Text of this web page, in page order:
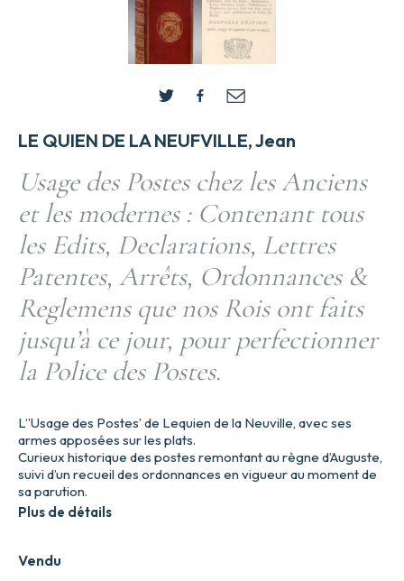
LE QUIEN DE LA NEUFVILLE, Jean
Usage des Postes chez les Anciens
et les modernes : Contenant tous
les Edits, Declarations, Lettres
Patentes, Arrêts, Ordonnances &
Reglemens que nos Rois ont faits
jusqu’à ce jour, pour perfectionner
la Police des Postes.
Vendu
L’’Usage des Postes’ de Lequien de la Neuville, avec ses
armes apposées sur les plats.
Curieux historique des postes remontant au règne d’Auguste,
suivi d’un recueil des ordonnances en vigueur au moment de
sa parution.
Plus de détails